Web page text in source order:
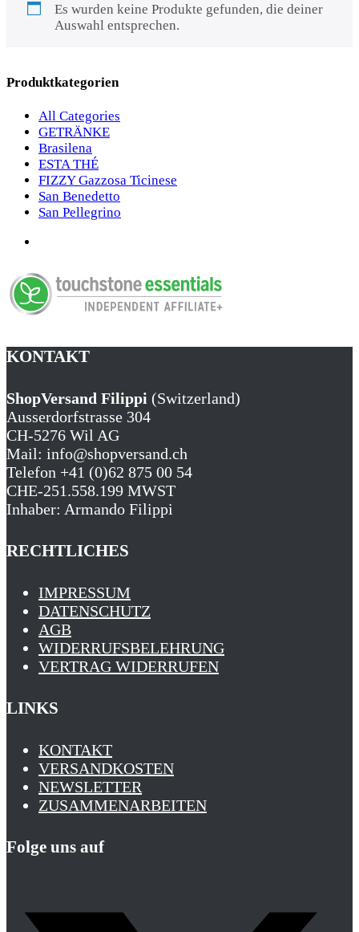
Es wurden keine Produkte gefunden, die deiner
Auswahl entsprechen.
Produktkategorien
All Categories
GETRÄNKE
Brasilena
ESTA THÉ
FIZZY Gazzosa Ticinese
San Benedetto
San Pellegrino
KONTAKT
ShopVersand Filippi (Switzerland)
Ausserdorfstrasse 304
CH-5276 Wil AG
Mail: info@shopversand.ch
Telefon +41 (0)62 875 00 54
CHE-251.558.199 MWST
Inhaber: Armando Filippi
RECHTLICHES
IMPRESSUM
DATENSCHUTZ
AGB
WIDERRUFSBELEHRUNG
VERTRAG WIDERRUFEN
LINKS
KONTAKT
VERSANDKOSTEN
NEWSLETTER
ZUSAMMENARBEITEN
Folge uns auf